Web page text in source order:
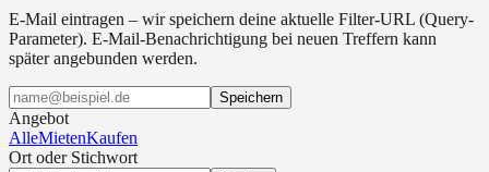
E-Mail eintragen – wir speichern deine aktuelle Filter-URL (Query-
Parameter). E-Mail-Benachrichtigung bei neuen Treffern kann
später angebunden werden.
Speichern
Angebot
AlleMietenKaufen
Ort oder Stichwort